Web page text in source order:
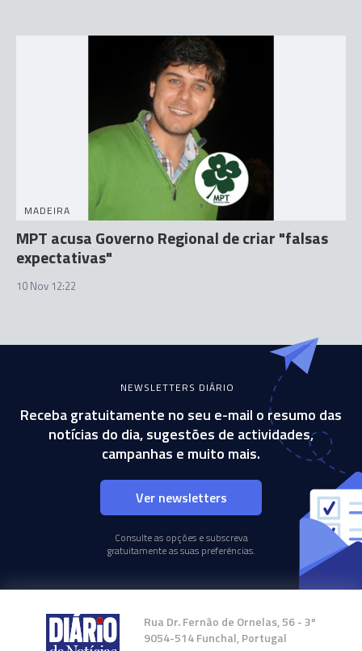
MADEIRA
MPT acusa Governo Regional de criar "falsas
expectativas"
10 Nov 12:22
NEWSLETTERS DIÁRIO
Receba gratuitamente no seu e-mail o resumo das
notícias do dia, sugestões de actividades,
campanhas e muito mais.
Ver newsletters
Consulte as opções e subscreva
gratuitamente as suas preferências.
Rua Dr. Fernão de Ornelas, 56 - 3º
9054-514 Funchal, Portugal